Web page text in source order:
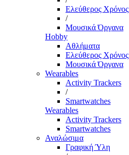
Ελεύθερος Χρόνος
/
Μουσικά Όργανα
Hobby
Αθλήματα
Ελεύθερος Χρόνος
Μουσικά Όργανα
Wearables
Activity Trackers
/
Smartwatches
Wearables
Activity Trackers
Smartwatches
Αναλώσιμα
Γραφική Ύλη